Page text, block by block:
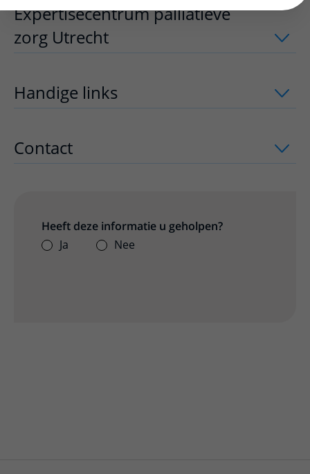
Expertisecentrum palliatieve
zorg Utrecht uitklapper, klik om te
Handige links uitklapper, klik om te
Contact uitklapper, klik om te openen
Heeft deze informatie u geholpen?
Ja
Nee